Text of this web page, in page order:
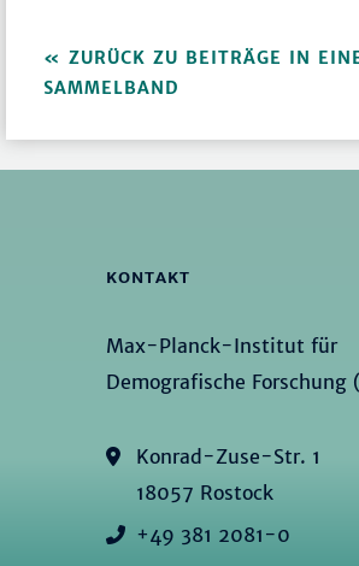
ZURÜCK ZU BEITRÄGE IN
SAMMELBAND
KONTAKT
Max-Planck-Institut für
Demografische Forschung
Konrad-Zuse-Str. 1
18057 Rostock
+49 381 2081-0